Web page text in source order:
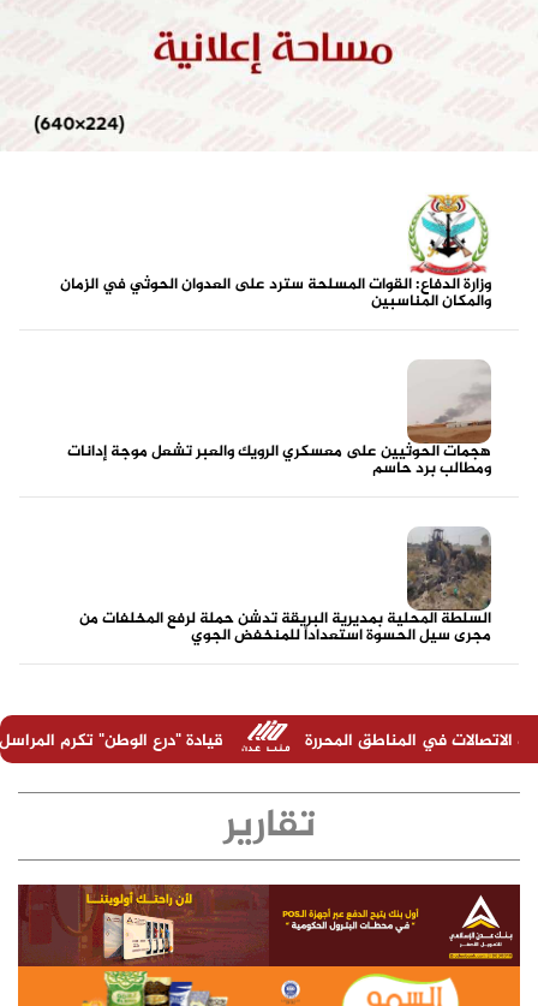
وزارة الدفاع: القوات المسلحة سترد على العدوان الحوثي في الزمان
والمكان المناسبين
هجمات الحوثيين على معسكري الرويك والعبر تشعل موجة إدانات
ومطالب برد حاسم
السلطة المحلية بمديرية البريقة تدشن حملة لرفع المخلفات من
مجرى سيل الحسوة استعداداً للمنخفض الجوي
المحررة قيادة "درع الوطن" تكرم المراسل الحربي
تقارير